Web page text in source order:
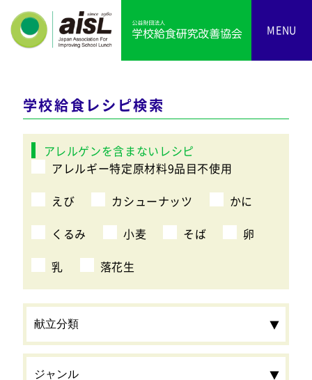
MENU
学校給食レシピ検索
アレルゲンを含まないレシピ
アレルギー特定原材料9品目不使用
えび
カシューナッツ
かに
くるみ
小麦 そば
卵
乳
落花生